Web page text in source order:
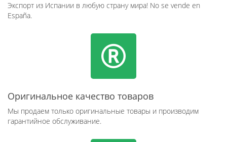
Экспорт из Испании в любую страну мира! No se vende en
España.
Оригинальное качество товаров
Мы продаем только оригинальные товары и производим
гарантийное обслуживание.